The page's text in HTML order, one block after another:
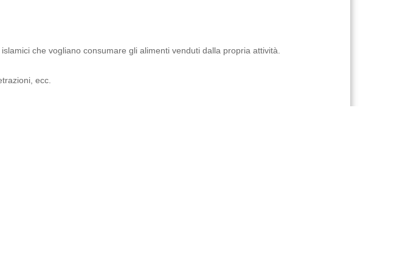
che vogliano consumare gli alimenti venduti dalla propria attività.
ecc.